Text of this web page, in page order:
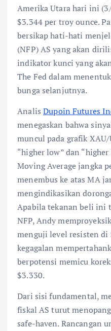
Amerika Utara hari ini
$3.344 per troy ounce.
bersikap hati-hati
(NFP) AS yang akan
indikator kunci yang
The Fed dalam
bunga selanjutnya.
AnalisDupoin Futures
menegaskan bahwa
muncul pada grafik
“higher low” dan
Moving Average jangka
menembus ke atas MA
mengindikasikan
Apabila tekanan beli ini
NFP, Andy
menguji level resisten di
kegagalan
berpotensi memicu
$3.330.
Dari sisi fundamental,
fiskal AS turut
safe-haven. Rancangan